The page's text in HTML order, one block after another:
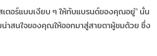
เตอร์แบบเงียบ ๆ ให้กับแบรนด์ของคุณอยู่” นั่น
าสนใจของคุณให้ออกมาสู่สายตาผู้ชมด้วย ซึ่ง